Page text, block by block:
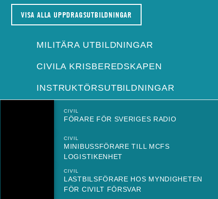
VISA ALLA UPPDRAGSUTBILDNINGAR
MILITÄRA UTBILDNINGAR
CIVILA KRISBEREDSKAPEN
INSTRUKTÖRSUTBILDNINGAR
CIVIL
FÖRARE FÖR SVERIGES RADIO
CIVIL
MINIBUSSFÖRARE TILL MCFS
LOGISTIKENHET
CIVIL
LASTBILSFÖRARE HOS MYNDIGHETEN
FÖR CIVILT FÖRSVAR